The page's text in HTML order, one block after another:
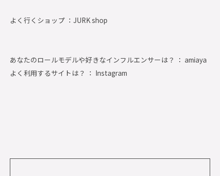
よく行くショップ ： JURK shop
あなたのロールモデルや好きなインフルエンサーは？ ： amiaya
よく利用するサイトは？ ： Instagram